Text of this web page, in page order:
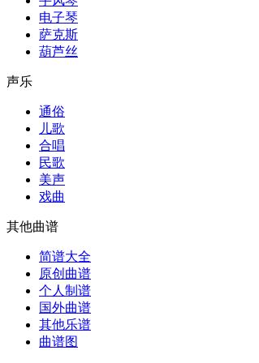
电子琴
萨克斯
葫芦丝
声乐
通俗
儿歌
合唱
民歌
美声
戏曲
其他曲谱
简谱大全
原创曲谱
个人制谱
国外曲谱
其他乐谱
曲谱图